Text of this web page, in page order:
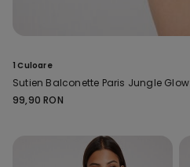
1 Culoare
Sutien Balconette Paris Jungle Glow
99,90 RON